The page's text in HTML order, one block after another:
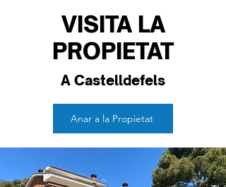
VISITA LA
PROPIETAT
A Castelldefels
Anar a la Propietat